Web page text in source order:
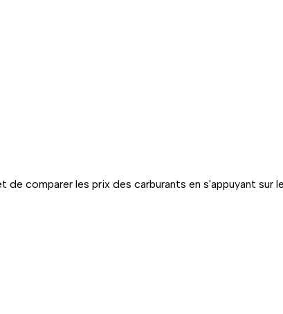
comparer les prix des carburants en s'appuyant sur